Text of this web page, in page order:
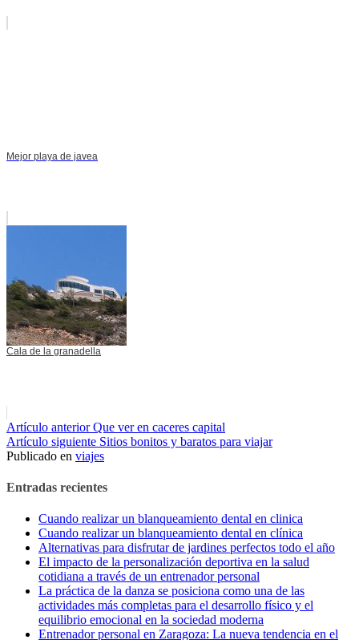
Mejor playa de javea
Cala de la granadella
Seguir
leyendo
Artículo anteriorQue ver en caceres capital
Artículo siguiente Sitios bonitos y baratos para viajar
Publicado en viajes
Entradas recientes
Cuando realizar un blanqueamiento dental en clinica
Cuando realizar un blanqueamiento dental en clínica
Alternativas para disfrutar de jardines perfectos todo el año
El impacto de la personalización deportiva en la salud
cotidiana a través de un entrenador personal
La práctica de la danza se posiciona como una de las
actividades más completas para el desarrollo físico y el
equilibrio emocional en la sociedad moderna
Entrenador personal en Zaragoza: La nueva tendencia en el